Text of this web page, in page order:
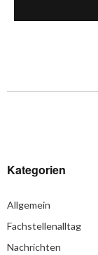
Kategorien
Allgemein
Fachstellenalltag
Nachrichten